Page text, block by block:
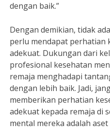
dengan baik.”
Dengan demikian, tidak
perlu mendapat perhatian
adekuat. Dukungan dari
profesional kesehatan
remaja menghadapi
dengan lebih baik. Jadi,
memberikan perhatian
adekuat kepada remaja di
mental mereka adalah